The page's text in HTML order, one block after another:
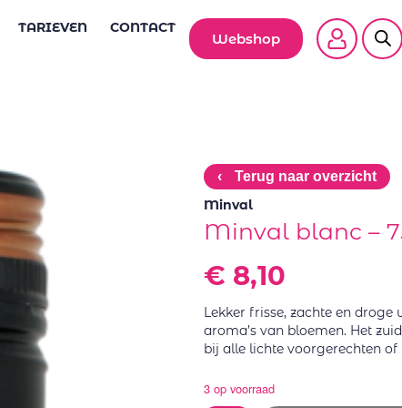
TARIEVEN CONTACT
Webshop
‹ Terug naar overzicht
Minval
Minval blanc –
€ 8,10
Lekker frisse, zachte en
aroma’s van bloemen. Het
bij alle lichte voorgerechten
3 op voorraad